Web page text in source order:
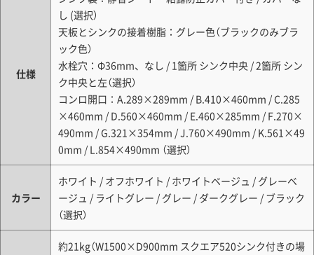
仕様
し (選択）
天板とシンクの接着樹脂：グレー色（ブラックのみブラ
ック色）
水栓穴：Φ36mm、なし / 1箇所 シンク中央 / 2箇所 シン
ク中央と左（選択）
コンロ開口：A.289×289mm / B.410×460mm / C.285
×460mm / D.560×460mm / E.460×285mm / F.270×
490mm / G.321×354mm / J.760×490mm / K.561×49
0mm / L.854×490mm （選択）
カラー
ホワイト / オフホワイト / ホワイトベージュ / グレーベ
ージュ / ライトグレー / グレー / ダークグレー / ブラック
（選択）
約21kg（W1500×D900mm スクエア520シンク付きの場